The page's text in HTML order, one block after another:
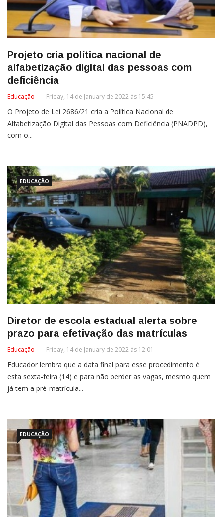
Projeto cria política nacional de
alfabetização digital das pessoas com
deficiência
Educação Friday, 14 de January de 2022 às 15:45
O Projeto de Lei 2686/21 cria a Política Nacional de
Alfabetização Digital das Pessoas com Deficiência (PNADPD),
com o...
EDUCAÇÃO
Diretor de escola estadual alerta sobre
prazo para efetivação das matrículas
Educação Friday, 14 de January de 2022 às 12:01
Educador lembra que a data final para esse procedimento é
esta sexta-feira (14) e para não perder as vagas, mesmo quem
já tem a pré-matrícula...
EDUCAÇÃO